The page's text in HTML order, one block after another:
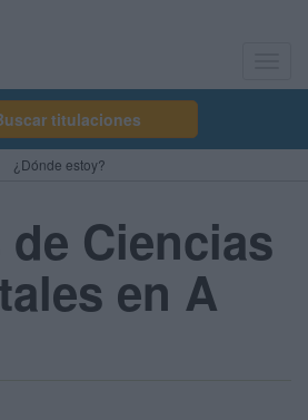
titulaciones
¿Dónde estoy?
de Ciencias
en A